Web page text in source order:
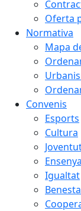
Oferta
Normativa
Mapa
Convenis
Esports
Cultura
Igualtat